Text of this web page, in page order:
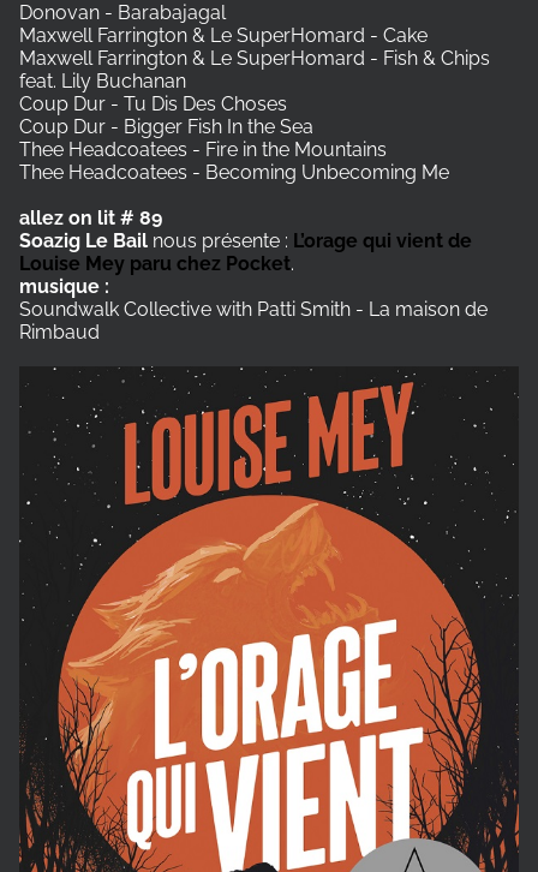
Donovan - Barabajagal
Maxwell Farrington & Le SuperHomard - Cake
Maxwell Farrington & Le SuperHomard - Fish & Chips
feat. Lily Buchanan
Coup Dur - Tu Dis Des Choses
Coup Dur - Bigger Fish In the Sea
Thee Headcoatees - Fire in the Mountains
Thee Headcoatees - Becoming Unbecoming Me
allez on lit # 89
Soazig Le Bail nous présente : L’orage qui vient de
Louise Mey paru chez Pocket.
musique :
Soundwalk Collective with Patti Smith - La maison de
Rimbaud